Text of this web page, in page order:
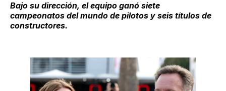
Bajo su dirección, el equipo ganó siete
campeonatos del mundo de pilotos y seis títulos de
constructores.